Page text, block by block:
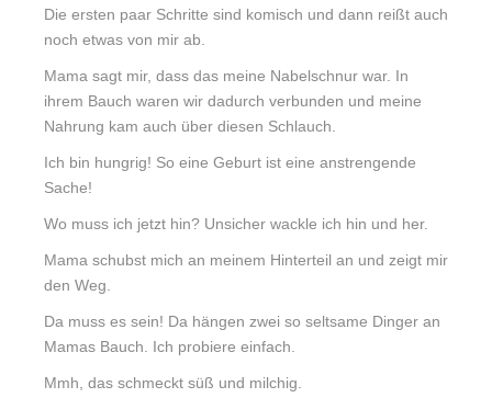
Die ersten paar Schritte sind komisch und dann reißt auch
noch etwas von mir ab.
Mama sagt mir, dass das meine Nabelschnur war. In
ihrem Bauch waren wir dadurch verbunden und meine
Nahrung kam auch über diesen Schlauch.
Ich bin hungrig! So eine Geburt ist eine anstrengende
Sache!
Wo muss ich jetzt hin? Unsicher wackle ich hin und her.
Mama schubst mich an meinem Hinterteil an und zeigt mir
den Weg.
Da muss es sein! Da hängen zwei so seltsame Dinger an
Mamas Bauch. Ich probiere einfach.
Mmh, das schmeckt süß und milchig.